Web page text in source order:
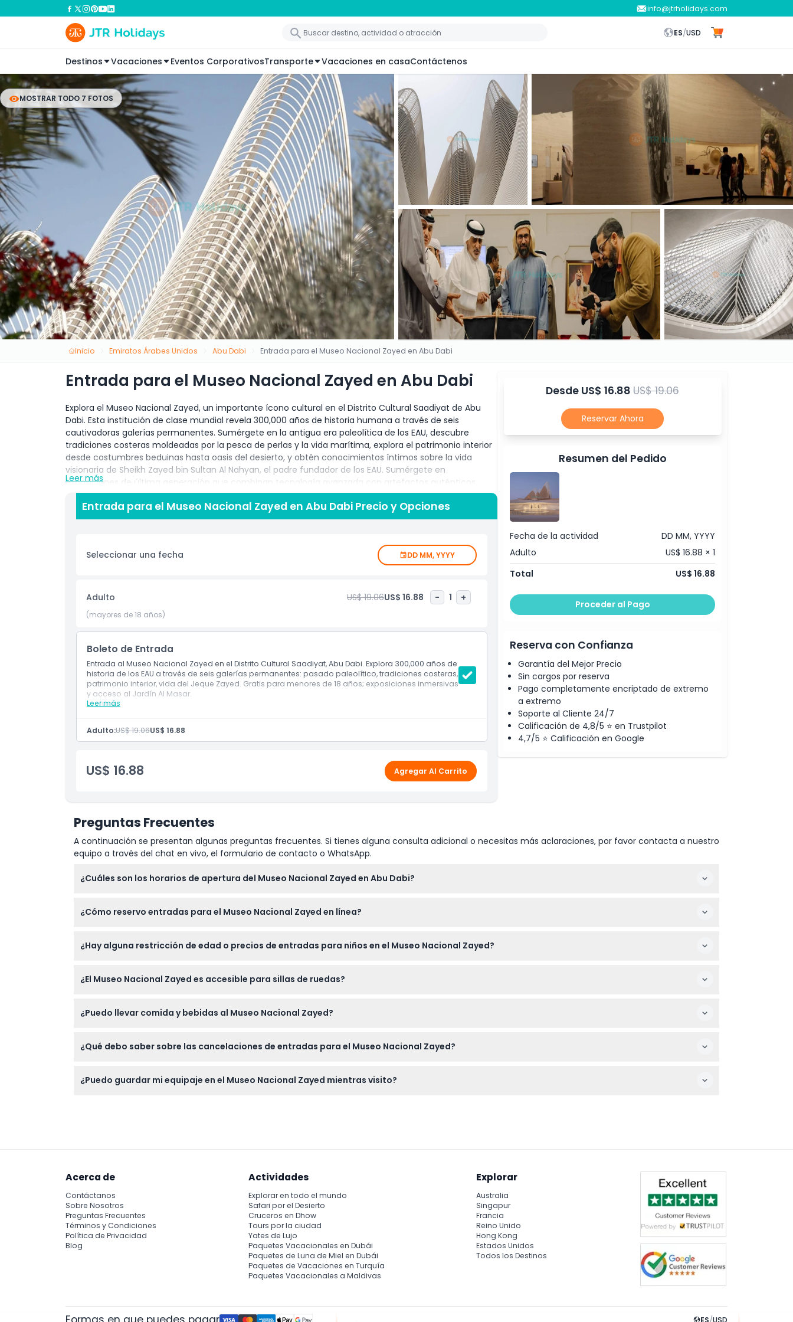
info@jtrholidays.com
ES/USD
Destinos Vacaciones Eventos CorporativosTransporte Vacaciones en casaContáctenos
MOSTRAR TODO 7 FOTOS
Inicio Emiratos Árabes Unidos Abu Dabi Entrada para el Museo Nacional Zayed en Abu Dabi
Entrada para el Museo Nacional Zayed en Abu Dabi
Explora el Museo Nacional Zayed, un importante ícono cultural en el Distrito Cultural Saadiyat de Abu
Dabi. Esta institución de clase mundial revela 300,000 años de historia humana a través de seis
cautivadoras galerías permanentes. Sumérgete en la antigua era paleolítica de los EAU, descubre
tradiciones costeras moldeadas por la pesca de perlas y la vida marítima, explora el patrimonio interior
desde costumbres beduinas hasta oasis del desierto, y obtén conocimientos íntimos sobre la vida
visionaria de Sheikh Zayed bin Sultan Al Nahyan, el padre fundador de los EAU. Sumérgete en
exposiciones de última generación que combinan tecnología avanzada con artefactos auténticos,
presentados mediante exhibiciones interactivas, narración multimedia y experiencias prácticas que
hacen que la historia sea accesible y atractiva para todas las edades. Sal al extenso Jardín Al Masar de
600 metros, un camino sereno que presenta evocativas dunas del desierto, paisajes de oasis frondosos
inclusión, el museo ofrece servicios completos de accesibilidad, incluyendo senderos aptos para sillas
de ruedas, sesiones tranquilas matutinas para visitantes sensibles a los estímulos y recursos
especializados para garantizar que todos puedan disfrutar de este enriquecedor viaje. Ya sea que
inolvidable del pasado, presente y el legado duradero de los Emiratos.
Aspectos Destacados
Inclusiones
Política para Niños y Adultos
Exclusiones
Cosas a Saber
Política de Cancelación
Leer más
Entrada para el Museo Nacional Zayed en Abu Dabi Precio y Opciones
Seleccionar una fecha DD MM, YYYY
Adulto US$ 19.06US$ 16.88 - 1 +
(mayores de 18 años)
Boleto de Entrada
Entrada al Museo Nacional Zayed en el Distrito Cultural Saadiyat, Abu Dabi. Explora 300,000 años de
historia de los EAU a través de seis galerías permanentes: pasado paleolítico, tradiciones costeras,
patrimonio interior, vida del Jeque Zayed. Gratis para menores de 18 años; exposiciones inmersivas
y acceso al Jardín Al Masar.
Leer más
Incluye
Seis galerías de historia
Gratis para menores de 18 años
Adulto:US$ 19.06US$ 16.88
US$ 16.88 Agregar Al Carrito
Desde US$ 16.88US$ 19.06
Reservar Ahora
Resumen del Pedido
Fecha de la actividad
DD MM, YYYY
Adulto
US$ 16.88 × 1
Total
US$ 16.88
Proceder al Pago
Reserva con Confianza
Garantía del Mejor Precio
Sin cargos por reserva
Pago completamente encriptado de extremo
a extremo
Soporte al Cliente 24/7
Calificación de 4,8/5 ⭐ en Trustpilot
4,7/5 ⭐ Calificación en Google
Preguntas Frecuentes
A continuación se presentan algunas preguntas frecuentes. Si tienes alguna consulta adicional o necesitas más aclaraciones, por favor contacta a nuestro
equipo a través del chat en vivo, el formulario de contacto o WhatsApp.
¿Cuáles son los horarios de apertura del Museo Nacional Zayed en Abu Dabi?
confirme al momento de la reserva).
¿Cómo reservo entradas para el Museo Nacional Zayed en línea?
proceso de reserva.
¿Hay alguna restricción de edad o precios de entradas para niños en el Museo Nacional Zayed?
¿El Museo Nacional Zayed es accesible para sillas de ruedas?
¿Puedo llevar comida y bebidas al Museo Nacional Zayed?
¿Qué debo saber sobre las cancelaciones de entradas para el Museo Nacional Zayed?
¿Puedo guardar mi equipaje en el Museo Nacional Zayed mientras visito?
Acerca de
Contáctanos
Sobre Nosotros
Preguntas Frecuentes
Términos y Condiciones
Política de Privacidad
Blog
Actividades
Explorar en todo el mundo
Safari por el Desierto
Cruceros en Dhow
Tours por la ciudad
Yates de Lujo
Paquetes Vacacionales en Dubái
Paquetes de Luna de Miel en Dubái
Paquetes de Vacaciones en Turquía
Paquetes Vacacionales a Maldivas
Explorar
Australia
Singapur
Francia
Reino Unido
Hong Kong
Estados Unidos
Todos los Destinos
ES/USD